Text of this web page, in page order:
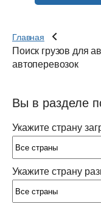
Главная
Поиск грузов для
автоперевозок
Вы в разделе
Укажите страну
Укажите страну